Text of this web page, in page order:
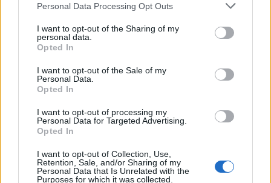
Personal Data Processing Opt Outs
I want to opt-out of the Sharing of my
personal data.
Opted In
I want to opt-out of the Sale of my
Personal Data.
Opted In
I want to opt-out of processing my
Personal Data for Targeted Advertising.
Opted In
I want to opt-out of Collection, Use,
Retention, Sale, and/or Sharing of my
Personal Data that Is Unrelated with the
Purposes for which it was collected.
2
9 πράγματα που δεν πρέπει να
λέτε σε έναν επισκέπτη
27 Φεβρουαρίου 2026
Πάνω από 100 μωρά έχουν
γεννηθεί μέσω εξωσωματικής, με